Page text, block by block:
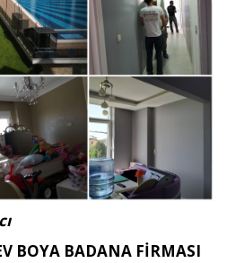
BOYA BADANA FİRMASI